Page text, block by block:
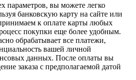
параметров, вы можете легко
банковскую карту на сайте или
к оплате карты любых
покупки еще более удобным.
обрабатывает все платежи,
вашей личной
данных. После оплаты вы
заказа с предполагаемой датой